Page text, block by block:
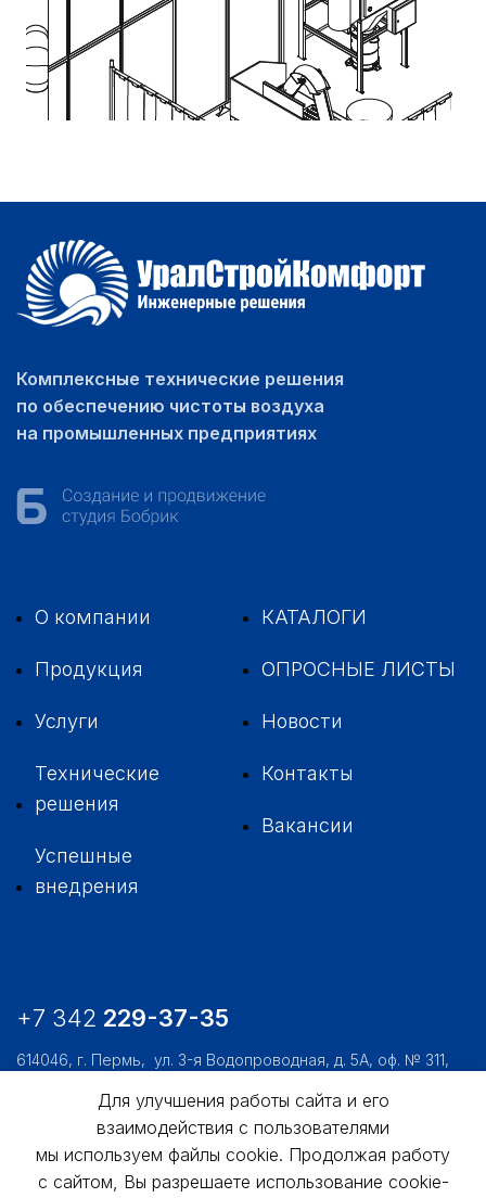
Комплексные технические решения
по обеспечению чистоты воздуха
на промышленных предприятиях
О компании
Продукция
Услуги
Технические
решения
Успешные
внедрения
КАТАЛОГИ
ОПРОСНЫЕ ЛИСТЫ
Новости
Контакты
Вакансии
+7 342 229-37-35
614046, г. Пермь, ул. 3-я Водопроводная, д. 5А, оф. № 311,
usk@usk.perm.ru
Обратная связь
Для улучшения работы сайта и его
взаимодействия с пользователями
мы используем файлы cookie. Продолжая работу
с сайтом, Вы разрешаете использование cookie-